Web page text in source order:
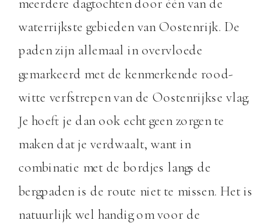
meerdere dagtochten door één van de
waterrijkste gebieden van Oostenrijk. De
paden zijn allemaal in overvloede
gemarkeerd met de kenmerkende rood-
witte verfstrepen van de Oostenrijkse vlag.
Je hoeft je dan ook echt geen zorgen te
maken dat je verdwaalt, want in
combinatie met de bordjes langs de
bergpaden is de route niet te missen. Het is
natuurlijk wel handig om voor de